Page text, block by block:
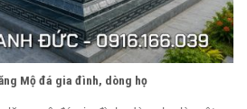
Mộ đá gia đình, dòng họ